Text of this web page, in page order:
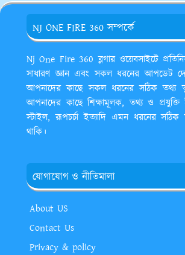
NJ ONE FIRE 360 সম্পর্কে
Nj One Fire 360 ব্লগার ওয়েবসাইটে
সাধারণ জ্ঞান এবং সকল ধরনের আপডেট
আপনাদের কাছে সকল ধরনের সঠিক তথ্য
আপনাদের কাছে শিক্ষামূলক, তথ্য ও
স্টাইল, রূপচর্চা ইত্যাদি এমন ধরনের
থাকি।
যোগাযোগ ও নীতিমালা
About US
Contact Us
Privacy & policy